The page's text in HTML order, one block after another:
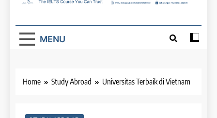
MENU
Home Study Abroad Universitas Terbaik di Vietnam